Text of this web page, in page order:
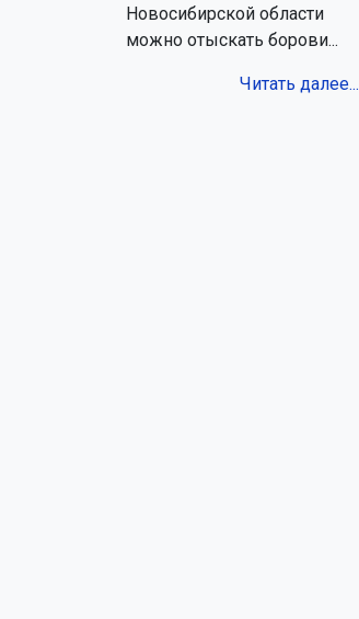
Новосибирской области
можно отыскать борови...
Читать далее...